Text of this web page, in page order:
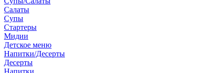
Салаты
Супы
Стартеры
Мидии
Детское меню
Напитки/Десерты
Десерты
Напитки